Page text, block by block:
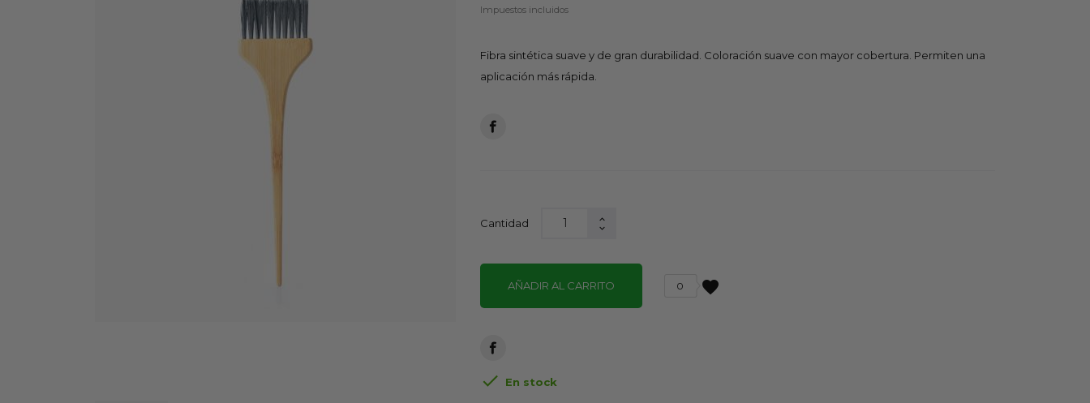
Impuestos incluidos
Fibra sintética suave y de gran durabilidad. Coloración suave con mayor cobertura. Permiten una
aplicación más rápida.
Cantidad
AÑADIR AL CARRITO favorite
0
 En stock